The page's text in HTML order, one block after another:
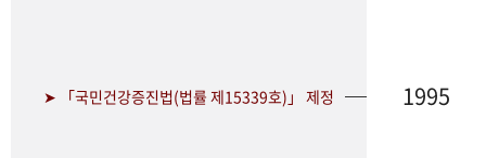
➤ 「국민건강증진법(법률 제15339호)」 제정 1995